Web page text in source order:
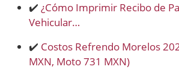
✔️ ¿Cómo Imprimir Recibo de
Vehicular…
✔️ Costos Refrendo Morelos
MXN, Moto 731 MXN)